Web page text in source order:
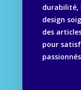
durabilité,
design
des
pour